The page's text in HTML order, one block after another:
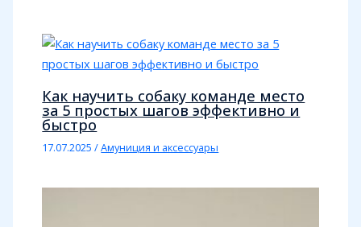
Как научить собаку команде место
за 5 простых шагов эффективно и
быстро
17.07.2025/Амуниция и аксессуары